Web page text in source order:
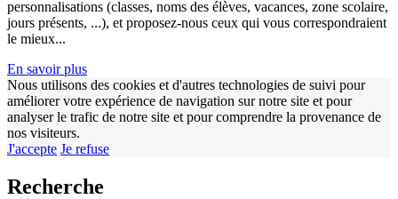
personnalisations (classes, noms des élèves, vacances, zone scolaire,
jours présents, ...), et proposez-nous ceux qui vous correspondraient
le mieux...
En savoir plus
Nous utilisons des cookies et d'autres technologies de suivi pour
améliorer votre expérience de navigation sur notre site et pour
analyser le trafic de notre site et pour comprendre la provenance de
nos visiteurs.
J'accepte Je refuse
Recherche